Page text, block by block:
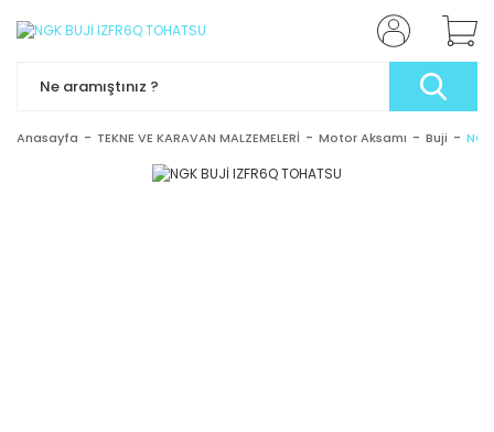
Anasayfa TEKNE VE KARAVAN MALZEMELERİ Motor Aksamı Buji